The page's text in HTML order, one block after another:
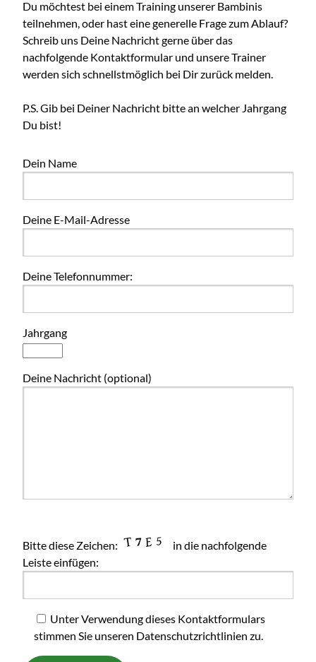
Du möchtest bei einem Training unserer Bambinis
teilnehmen, oder hast eine generelle Frage zum Ablauf?
Schreib uns Deine Nachricht gerne über das
nachfolgende Kontaktformular und unsere Trainer
werden sich schnellstmöglich bei Dir zurück melden.
P.S. Gib bei Deiner Nachricht bitte an welcher Jahrgang
Du bist!
Dein Name
Deine E-Mail-Adresse
Deine Telefonnummer:
Jahrgang
Deine Nachricht (optional)
Bitte diese Zeichen:
in die nachfolgende
Leiste einfügen:
Unter Verwendung dieses Kontaktformulars
stimmen Sie unseren Datenschutzrichtlinien zu.